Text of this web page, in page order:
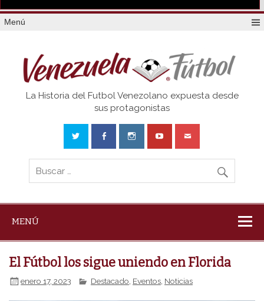
Menú
Venezuela
La Historia del Futbol Venezolano expuesta desde
sus protagonistas
MENÚ
El Fútbol los sigue uniendo en Florida
enero 17, 2023 Destacado Eventos Noticias